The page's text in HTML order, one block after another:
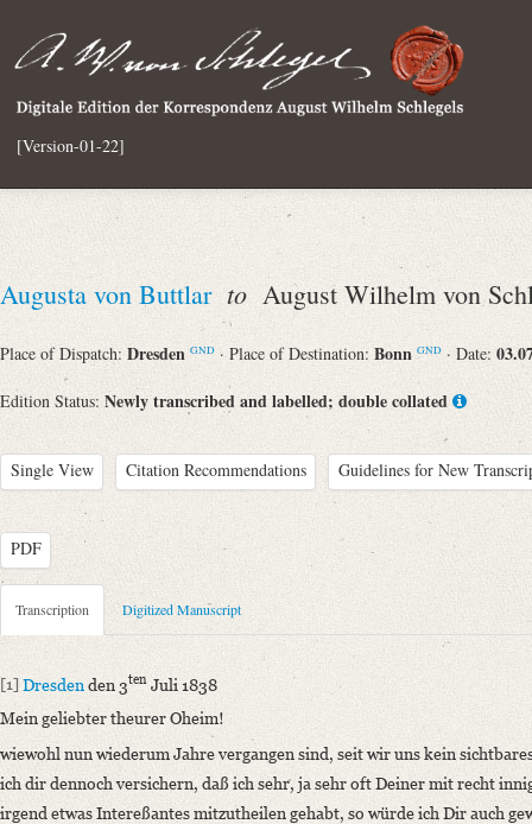
[Version-01-22]
Augusta von Buttlar to August Wilhelm von
Place of Dispatch: Dresden GND · Place of Destination: Bonn GND · Date:
Edition Status: Newly transcribed and labelled; double collated
Single View Citation Recommendations Guidelines for New
PDF
Metadata Concerning Header
Sender: Augusta von Buttlar
Recipient: August Wilhelm von Schlegel
Place of Dispatch: Dresden
Place of Destination: Bonn
Date: 03.07.1838
Notations: Empfangsort erschlossen.
Transcription Digitized Manuscript
[1] Dresden den 3ten Juli 1838
Mein geliebter theurer Oheim!
wiewohl nun wiederum Jahre vergangen sind, seit wir uns kein
ich dir dennoch versichern, daß ich sehr, ja sehr oft Deiner mit recht
irgend etwas Intereßantes mitzutheilen gehabt, so würde ich Dir auch